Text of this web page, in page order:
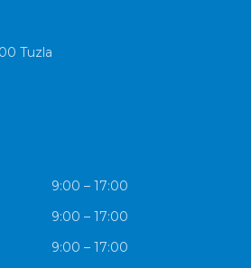
Tuzla
9:00 – 17:00
9:00 – 17:00
9:00 – 17:00